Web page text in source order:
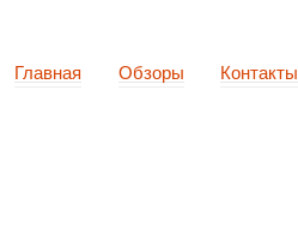
Главная Обзоры Контакты